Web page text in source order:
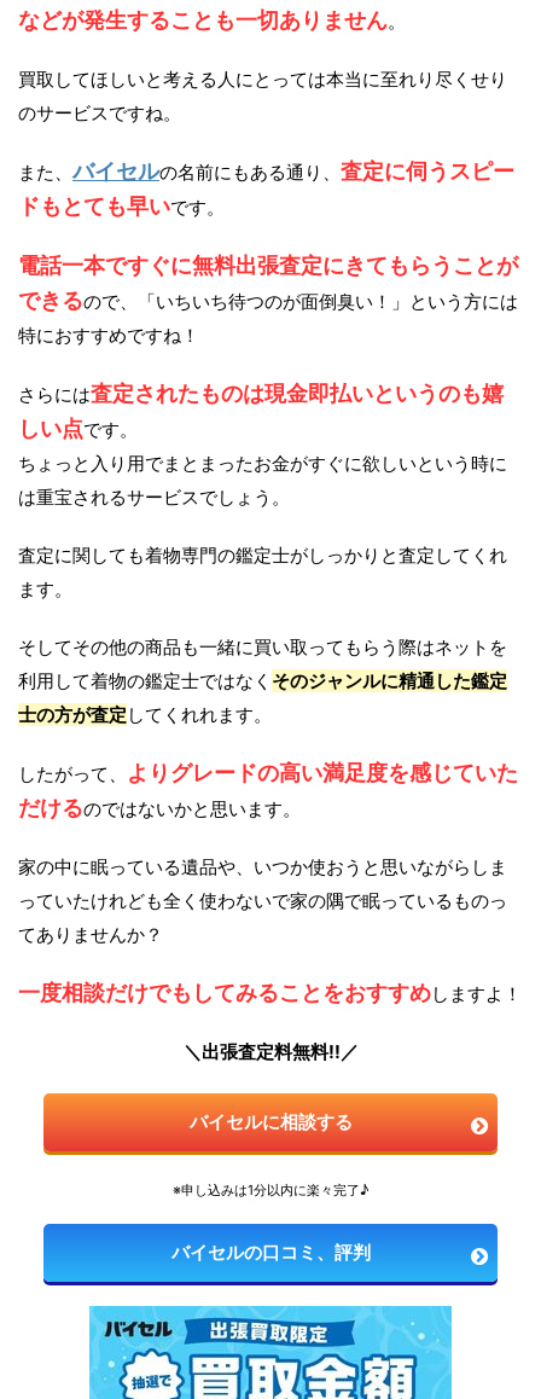
などが発生することも一切ありません。
買取してほしいと考える人にとっては本当に至れり尽くせり
のサービスですね。
また、バイセルの名前にもある通り、 査定に伺うスピー
ドもとても早いです。
電話一本ですぐに無料出張査定にきてもらうことが
できるので、「いちいち待つのが面倒臭い！」という方には
特におすすめですね！
さらには査定されたものは現金即払いというのも嬉
しい点です。
ちょっと入り用でまとまったお金がすぐに欲しいという時に
は重宝されるサービスでしょう。
査定に関しても着物専門の鑑定士がしっかりと査定してくれ
ます。
そしてその他の商品も一緒に買い取ってもらう際はネットを
利用して着物の鑑定士ではなく そのジャンルに精通した鑑定
士の方が査定 してくれれます。
したがって、
よりグレードの高い満足度を感じていた
だけるのではないかと思います。
家の中に眠っている遺品や、いつか使おうと思いながらしま
っていたけれども全く使わないで家の隅で眠っているものっ
てありませんか？
一度相談だけでもしてみることをおすすめしますよ！
＼出張査定料無料!!／
バイセルに相談する
※申し込みは1分以内に楽々完了♪
バイセルの口コミ、評判